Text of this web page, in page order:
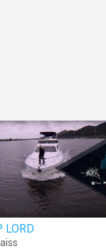
LORD